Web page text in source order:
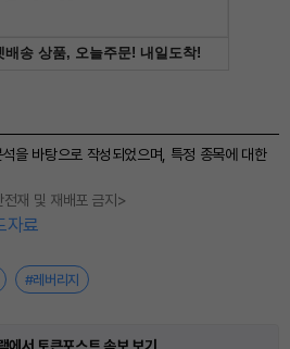
을 바탕으로 작성되었으며, 특정 종목에 대한
재 및 재배포 금지>
자료
#레버리지
에서 토큰포스트 속보 보기